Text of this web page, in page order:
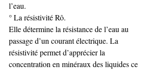
l’eau.
° La résistivité Rô.
Elle détermine la résistance de l’eau au
passage d’un courant électrique. La
résistivité permet d’apprécier la
concentration en minéraux des liquides ce